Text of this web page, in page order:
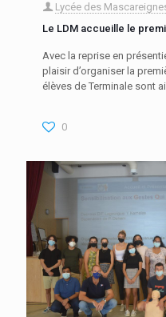
Lycée des
Le LDM accueille le
Avec la reprise en
plaisir d’organiser la
élèves de Terminale sont
0